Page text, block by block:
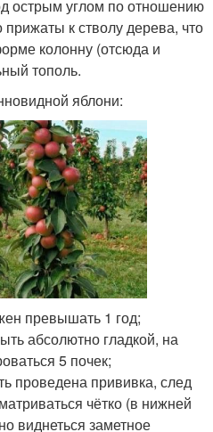
острым углом по отношению
прижаты к стволу дерева, что
колонну (отсюда и
тополь.
яблони:
превышать 1 год;
абсолютно гладкой, на
5 почек;
проведена прививка, след
чётко (в нижней
виднеться заметное